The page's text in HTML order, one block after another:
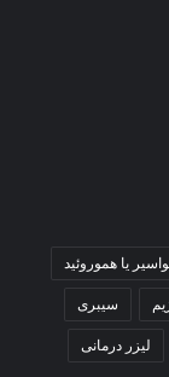
یا هموروئید
سیبری
لیزر درمانی